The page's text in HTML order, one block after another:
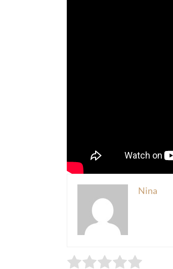
Nina
Rate this item: Submit